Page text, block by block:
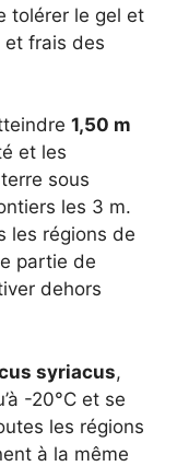
tolérer le gel et
et frais des
1,50 m
et les
sous
les 3 m.
les régions de
partie de
dehors
syriacus,
-20°C et se
les régions
à la même